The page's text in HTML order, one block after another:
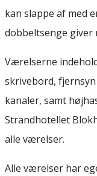
kan slappe af med
dobbeltsenge giver
Værelserne
skrivebord,
kanaler, samt
Strandhotellet
alle værelser.
Alle værelser har